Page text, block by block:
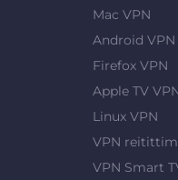
Mac VPN
Android VPN
Firefox VPN
Apple TV
Linux VPN
VPN
VPN Smart